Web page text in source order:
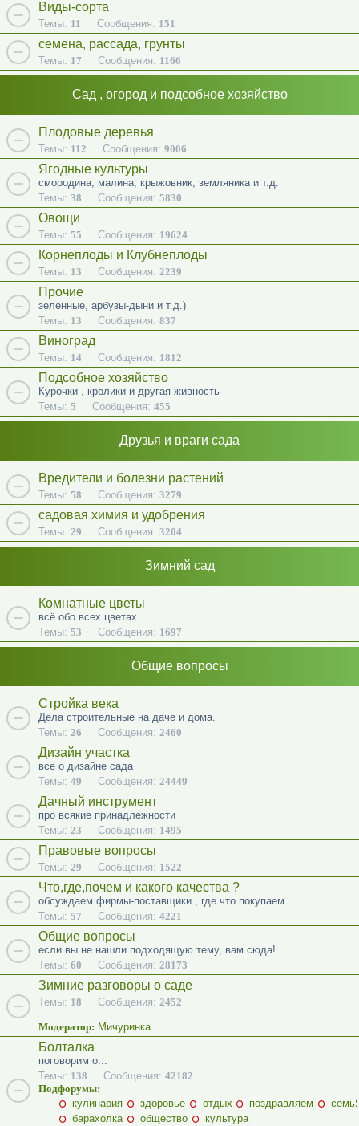
Виды-сорта
Темы: 11 Сообщения: 151
семена, рассада, грунты
Темы: 17 Сообщения: 1166
Сад , огород и подсобное хозяйство
Плодовые деревья
Темы: 112 Сообщения: 9006
Ягодные культуры
смородина, малина, крыжовник, земляника и т.д.
Темы: 38 Сообщения: 5830
Овощи
Темы: 55 Сообщения: 19624
Корнеплоды и Клубнеплоды
Темы: 13 Сообщения: 2239
Прочие
зеленные, арбузы-дыни и т.д.)
Темы: 13 Сообщения: 837
Виноград
Темы: 14 Сообщения: 1812
Подсобное хозяйство
Курочки , кролики и другая живность
Темы: 5 Сообщения: 455
Друзья и враги сада
Вредители и болезни растений
Темы: 58 Сообщения: 3279
садовая химия и удобрения
Темы: 29 Сообщения: 3204
Зимний сад
Комнатные цветы
всё обо всех цветах
Темы: 53 Сообщения: 1697
Общие вопросы
Стройка века
Дела строительные на даче и дома.
Темы: 26 Сообщения: 2460
Дизайн участка
все о дизайне сада
Темы: 49 Сообщения: 24449
Дачный инструмент
про всякие принадлежности
Темы: 23 Сообщения: 1495
Правовые вопросы
Темы: 29 Сообщения: 1522
Что,где,почем и какого качества ?
обсуждаем фирмы-поставщики , где что покупаем.
Темы: 57 Сообщения: 4221
Общие вопросы
если вы не нашли подходящую тему, вам сюда!
Темы: 60 Сообщения: 28173
Зимние разговоры о саде
Темы: 18 Сообщения: 2452
Модератор: Мичуринка
Болталка
поговорим о...
Темы: 138 Сообщения: 42182
Подфорумы:
кулинария
здоровье отдых поздравляем
барахолка
общество
культура